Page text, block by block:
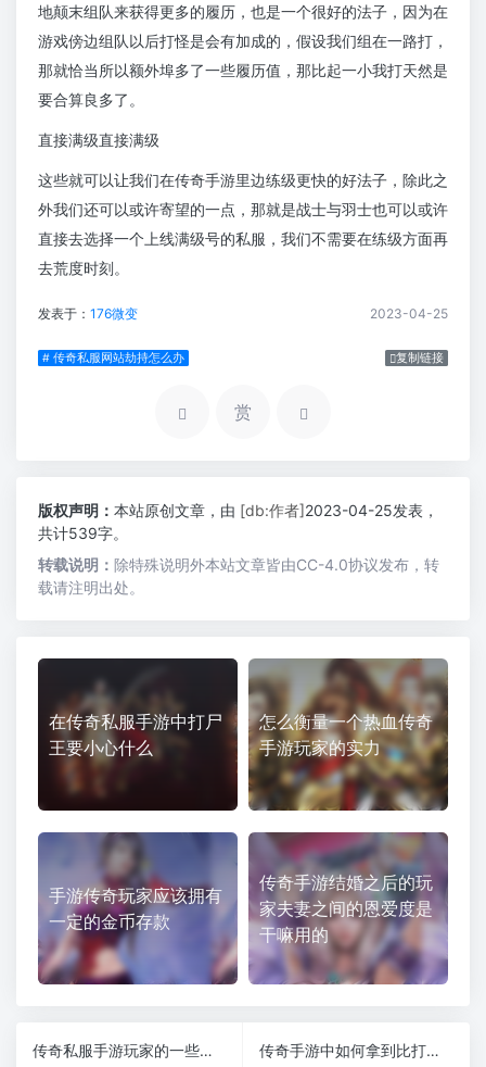
地颠末组队来获得更多的履历，也是一个很好的法子，因为在
游戏傍边组队以后打怪是会有加成的，假设我们组在一路打，
那就恰当所以额外埠多了一些履历值，那比起一小我打天然是
要合算良多了。
直接满级直接满级
这些就可以让我们在传奇手游里边练级更快的好法子，除此之
外我们还可以或许寄望的一点，那就是战士与羽士也可以或许
直接去选择一个上线满级号的私服，我们不需要在练级方面再
去荒度时刻。
发表于： 176微变 2023-04-25
# 传奇私服网站劫持怎么办 复制链接
赏
版权声明： 本站原创文章，由 [db:作者]2023-04-25发表，
共计539字。
转载说明： 除特殊说明外本站文章皆由CC-4.0协议发布，转
载请注明出处。
在传奇私服手游中打尸
王要小心什么
怎么衡量一个热血传奇
手游玩家的实力
手游传奇玩家应该拥有
一定的金币存款
传奇手游结婚之后的玩
家夫妻之间的恩爱度是
干嘛用的
传奇私服手游玩家的一些职业推荐（传奇玩什么职业比较好）
传奇手游中如何拿到比打怪更多的经验值来升级（传奇如何打怪）